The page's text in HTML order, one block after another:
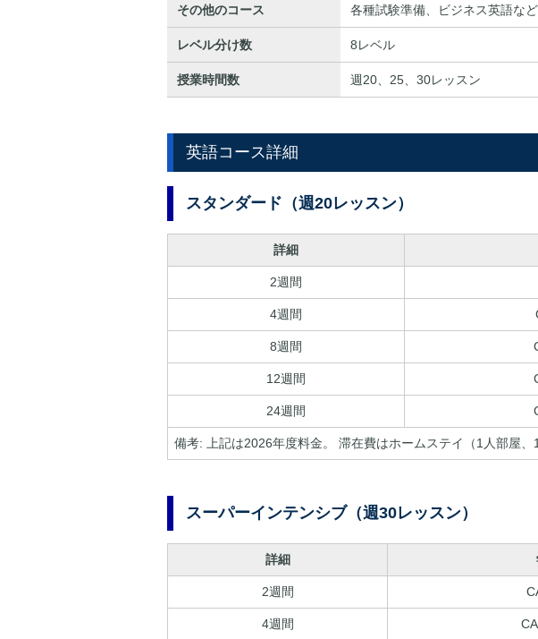
その他のコース 各種試験準備、ビジネス英語など
レベル分け数 8レベル
授業時間数 週20、25、30レッスン
英語コース詳細
スタンダード（週20レッスン）
詳細
2週間
4週間
8週間
12週間
24週間
備考: 上記は2026年度料金。 滞在費はホームステイ（1人部屋、
スーパーインテンシブ（週30レッスン）
詳細
2週間
4週間